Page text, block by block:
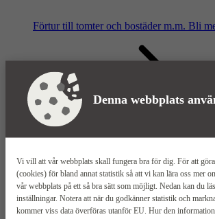
Denna webbplats
Vi vill att vår webbplats skall fungera bra för dig. För att
(cookies) för bland annat statistik så att vi kan lära oss mer
vår webbplats på ett så bra sätt som möjligt. Nedan kan du
inställningar. Notera att när du godkänner statistik och
kommer viss data överföras utanför EU. Hur den
Förtur till tomter och bostäder m.m. Bli
Våra säljkontor